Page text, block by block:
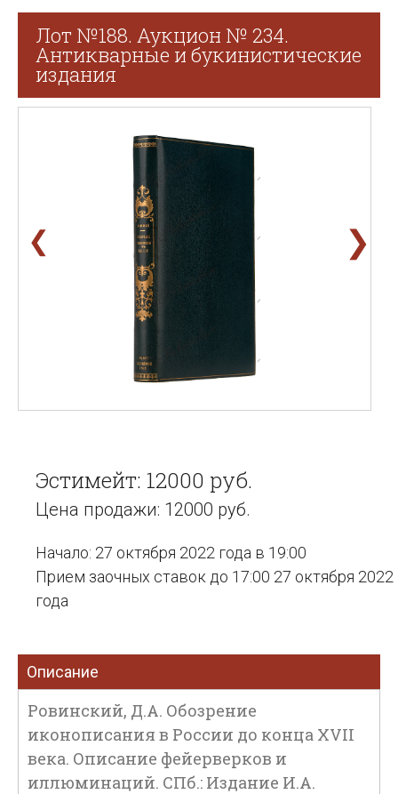
Лот №188. Аукцион № 234.
Антикварные и букинистические
издания
❮ ❯
Эстимейт: 12000 руб.
Цена продажи: 12000 руб.
Начало: 27 октября 2022 года в 19:00
Прием заочных ставок до 17:00 27 октября 2022
года
Описание
Ровинский, Д.А. Обозрение
иконописания в России до конца XVII
века. Описание фейерверков и
иллюминаций. СПб.: Издание И.А.